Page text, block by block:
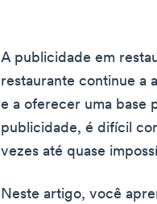
A publicidade em
restaurante continue a
e a oferecer uma base
publicidade, é difícil
vezes até quase
Neste artigo, você